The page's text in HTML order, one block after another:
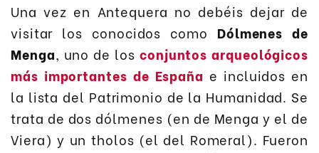
Una vez en Antequera no debéis dejar de
visitar los conocidos como Dólmenes de
Menga, uno de los conjuntos arqueológicos
más importantes de España e incluidos en
la lista del Patrimonio de la Humanidad. Se
trata de dos dólmenes (en de Menga y el de
Viera) y un tholos (el del Romeral). Fueron